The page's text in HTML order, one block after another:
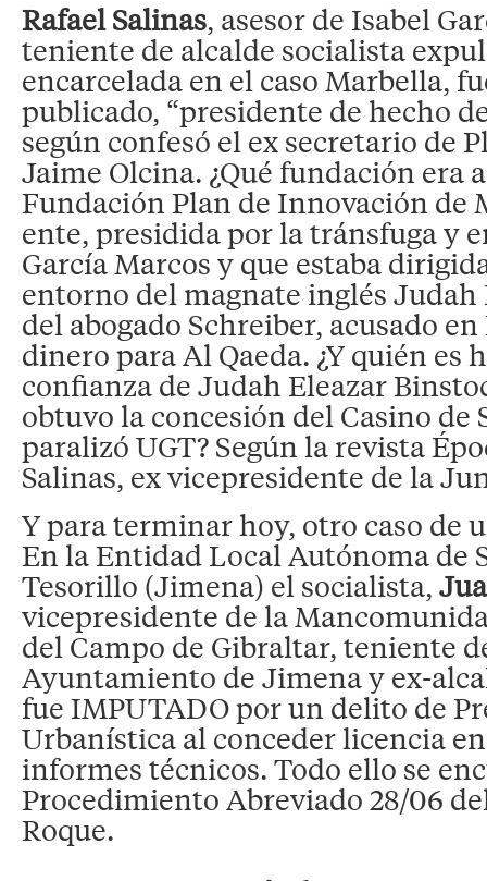
Rafael Salinas, asesor de Isabel
teniente de alcalde socialista
encarcelada en el caso Marbella,
publicado, “presidente de hecho
según confesó el ex secretario de
Jaime Olcina. ¿Qué fundación era
Fundación Plan de Innovación de
ente, presidida por la tránsfuga y
García Marcos y que estaba
entorno del magnate inglés Judah
del abogado Schreiber, acusado
dinero para Al Qaeda. ¿Y quién es
confianza de Judah Eleazar
obtuvo la concesión del Casino de
paralizó UGT? Según la revista
Salinas, ex vicepresidente de la
Y para terminar hoy, otro caso de
En la Entidad Local Autónoma de
Tesorillo (Jimena) el socialista,
vicepresidente de la
del Campo de Gibraltar, teniente
Ayuntamiento de Jimena y ex-
fue IMPUTADO por un delito de
Urbanística al conceder licencia
informes técnicos. Todo ello se
Procedimiento Abreviado 28/06
Roque.